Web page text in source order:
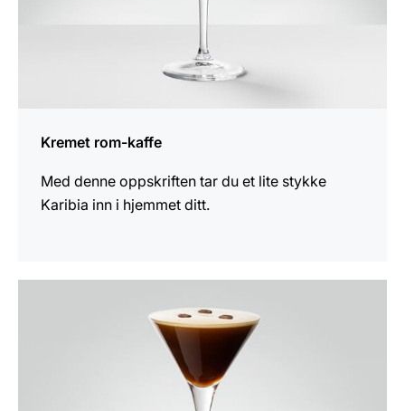
Kremet rom-kaffe
Med denne oppskriften tar du et lite stykke
Karibia inn i hjemmet ditt.